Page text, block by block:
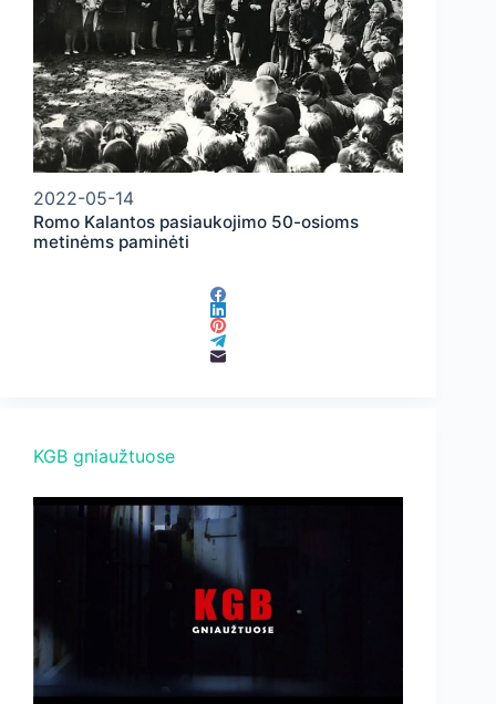
2022-05-14
Romo Kalantos pasiaukojimo 50-osioms
metinėms paminėti
KGB gniaužtuose